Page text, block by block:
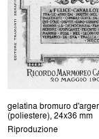
gelatina bromuro
(poliestere), 24x36 mm
Riproduzione